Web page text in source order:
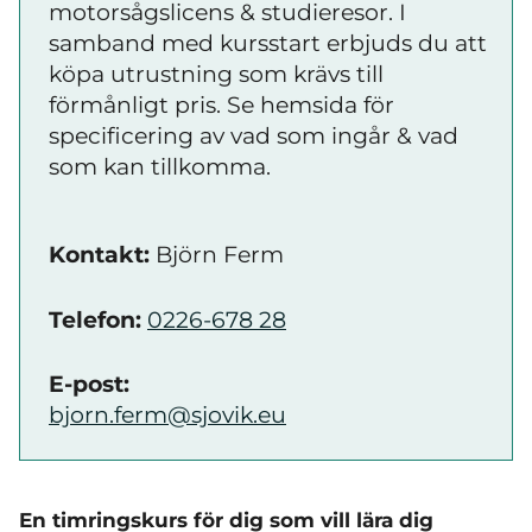
motorsågslicens & studieresor. I
samband med kursstart erbjuds du att
köpa utrustning som krävs till
förmånligt pris. Se hemsida för
specificering av vad som ingår & vad
som kan tillkomma.
Kontakt: Björn Ferm
Telefon: 0226-678 28
E-post:
bjorn.ferm@sjovik.eu
En timringskurs för dig som vill lära dig